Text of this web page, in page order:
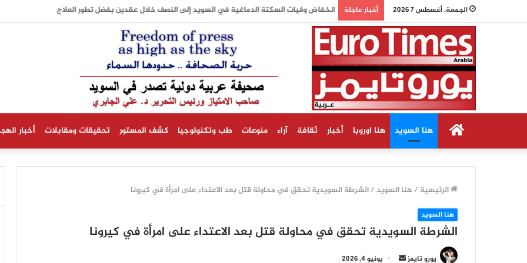
الجمعة, أغسطس 7 2026 أخبار عاجلة انخفاض وفيات السكتة الدماغية في السويد إلى النصف خلال عقدين بفضل تطور العلاج
الرئيسيةهنا السويد هنا اوروبا أخبار ثقافة آراء منوعات طب وتكنولوجيا كشف المستور تحقيقات ومقابلات أخبار
الرئيسية / هنا السويد/الشرطة السويدية تحقق في محاولة قتل بعد الاعتداء على امرأة في كيرونا
هنا السويد
الشرطة السويدية تحقق في محاولة قتل بعد الاعتداء على امرأة في كيرونا
يورو تايمز
أرسل يونيو 4, 2026